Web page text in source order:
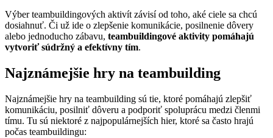
Výber teambuildingových aktivít závisí od toho, aké ciele sa chcú
dosiahnuť. Či už ide o zlepšenie komunikácie, posilnenie dôvery
alebo jednoducho zábavu, teambuildingové aktivity pomáhajú
vytvoriť súdržný a efektívny tím.
Najznámejšie hry na teambuilding
Najznámejšie hry na teambuilding sú tie, ktoré pomáhajú zlepšiť
komunikáciu, posilniť dôveru a podporiť spoluprácu medzi členmi
tímu. Tu sú niektoré z najpopulárnejších hier, ktoré sa často hrajú
počas teambuildingu: